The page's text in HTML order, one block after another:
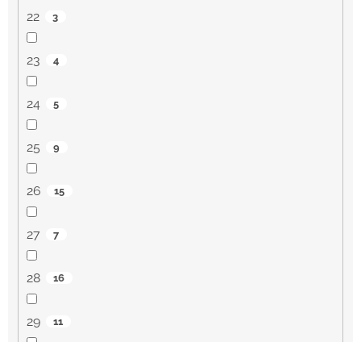
22 3
23 4
24 5
25 9
26 15
27 7
28 16
29 11